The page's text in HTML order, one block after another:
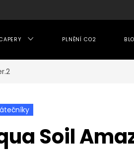
PLNĚNÍ CO2
Soil